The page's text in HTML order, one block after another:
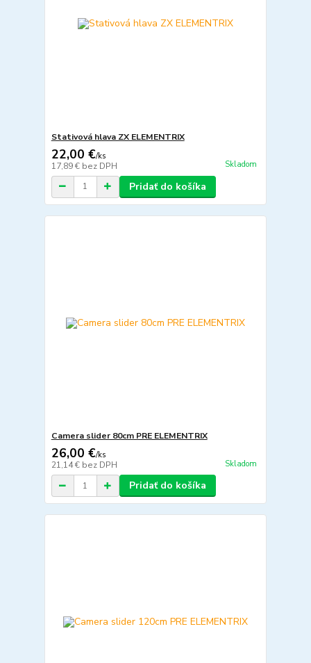
Stativová hlava ZX ELEMENTRIX
22,00 €/ks
17,89 € bez DPH Skladom
Pridať do košíka
Camera slider 80cm PRE ELEMENTRIX
26,00 €/ks
21,14 € bez DPH Skladom
Pridať do košíka